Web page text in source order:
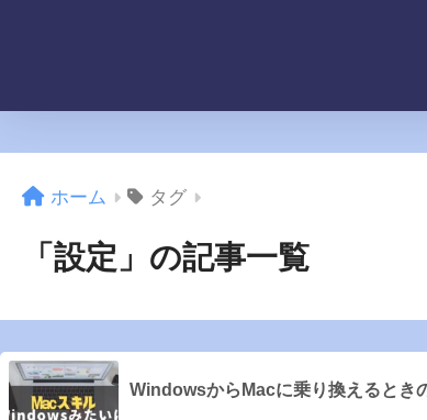
ホーム タグ
「設定」の記事一覧
WindowsからMacに乗り換えるとき